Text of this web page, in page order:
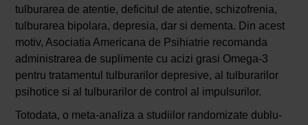
tulburarea de atentie, deficitul de atentie, schizofrenia,
tulburarea bipolara, depresia, dar si dementa. Din acest
motiv, Asociatia Americana de Psihiatrie recomanda
administrarea de suplimente cu acizi grasi Omega-3
pentru tratamentul tulburarilor depresive, al tulburarilor
psihotice si al tulburarilor de control al impulsurilor.
Totodata, o meta-analiza a studiilor randomizate dublu-